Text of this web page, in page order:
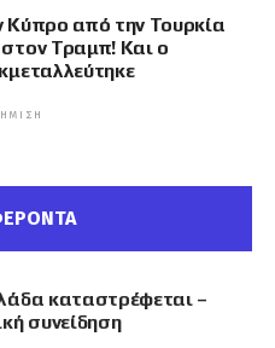
Κύπρο από την Τουρκία
Τραμπ! Και ο
καταστρέφεται –
συνείδηση